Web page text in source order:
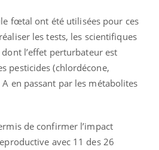
fœtal ont été utilisées pour ces
les tests, les scientifiques
l’effet perturbateur est
pesticides (chlordécone,
en passant par les métabolites
de confirmer l’impact
avec 11 des 26